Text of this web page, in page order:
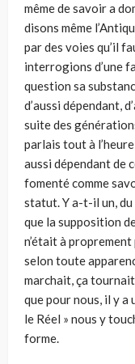
même de savoir a
disons même
par des voies qu’il
interrogions d’une
question sa
d’aussi dépendant,
suite des
parlais tout à
aussi dépendant de
fomenté comme
statut. Y a-t-il un,
que la supposition
n’était à
selon toute
marchait, ça
que pour nous, il y a
le Réel » nous y
forme.